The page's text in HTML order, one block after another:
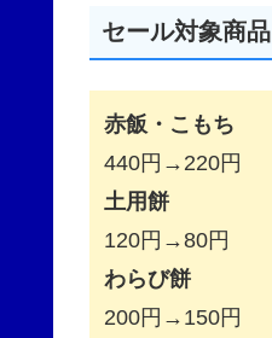
セール対象商品
赤飯・こもち
440円→220円
土用餅
120円→80円
わらび餅
200円→150円